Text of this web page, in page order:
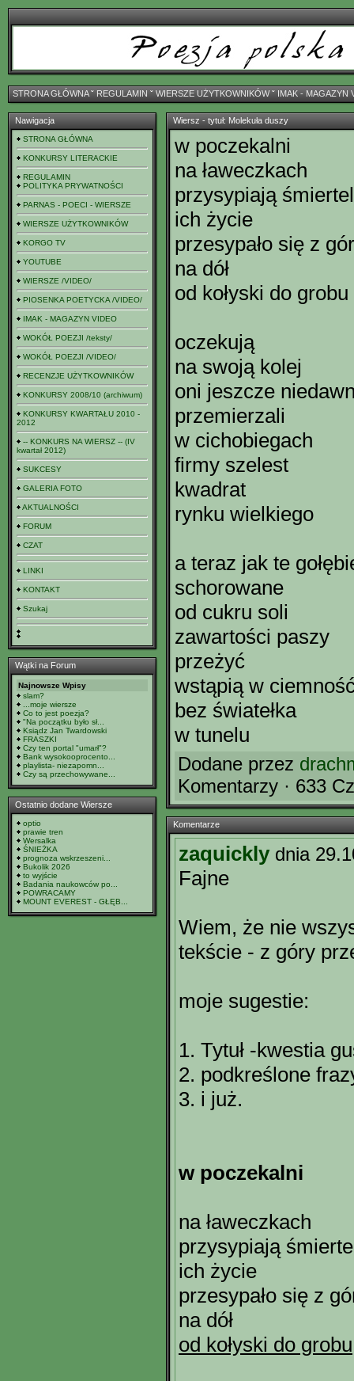
STRONA GŁÓWNAˇ REGULAMIN ˇ WIERSZE UŻYTKOWNIKÓWˇ IMAK - MAGAZYN
Nawigacja
STRONA GŁÓWNA
KONKURSY LITERACKIE
REGULAMIN
POLITYKA PRYWATNOŚCI
PARNAS - POECI - WIERSZE
WIERSZE UŻYTKOWNIKÓW
KORGO TV
YOUTUBE
WIERSZE /VIDEO/
PIOSENKA POETYCKA /VIDEO/
IMAK - MAGAZYN VIDEO
WOKÓŁ POEZJI /teksty/
WOKÓŁ POEZJI /VIDEO/
RECENZJE UŻYTKOWNIKÓW
KONKURSY 2008/10 (archiwum)
KONKURSY KWARTAŁU 2010 -
2012
-- KONKURS NA WIERSZ -- (IV
kwartał 2012)
SUKCESY
GALERIA FOTO
AKTUALNOŚCI
FORUM
CZAT
LINKI
KONTAKT
Szukaj
Wątki na Forum
Najnowsze Wpisy
slam?
...moje wiersze
Co to jest poezja?
"Na początku było sł...
Ksiądz Jan Twardowski
FRASZKI
Czy ten portal "umarł"?
Bank wysokooprocento...
playlista- niezapomn...
Czy są przechowywane...
Ostatnio dodane Wiersze
optio
prawie tren
Wersalka
ŚNIEŻKA
prognoza wskrzeszeni...
Bukolik 2026
to wyjście
Badania naukowców po...
POWRACAMY
MOUNT EVEREST - GŁĘB...
Wiersz - tytuł: Molekuła duszy
w poczekalni
na ławeczkach
przysypiają
ich życie
przesypało się z
na dół
od kołyski do grobu
oczekują
na swoją kolej
oni jeszcze
przemierzali
w cichobiegach
firmy szelest
kwadrat
rynku wielkiego
a teraz jak te
schorowane
od cukru soli
zawartości paszy
przeżyć
wstąpią w
bez światełka
w tunelu
Dodane przez
Komentarzy · 633
Komentarze
zaquickly dnia
Fajne
Wiem, że nie
tekście - z góry
moje sugestie:
1. Tytuł -kwestia
2. podkreślone
3. i już.
w poczekalni
na ławeczkach
przysypiają
ich życie
przesypało się z
na dół
od kołyski do grobu